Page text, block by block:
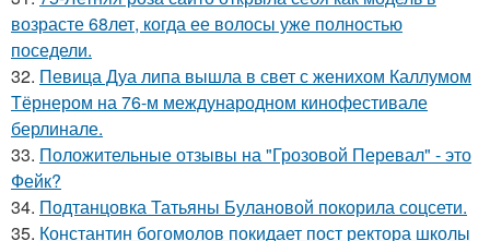
возрасте 68лет, когда ее волосы уже полностью
поседели.
32. Певица Дуа липа вышла в свет с женихом Каллумом
Тёрнером на 76-м международном кинофестивале
берлинале.
33. Положительные отзывы на "Грозовой Перевал" - это
Фейк?
34. Подтанцовка Татьяны Булановой покорила соцсети.
35. Константин богомолов покидает пост ректора школы